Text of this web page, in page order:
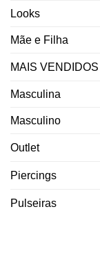
Looks
Mãe e Filha
MAIS VENDIDOS
Masculina
Masculino
Outlet
Piercings
Pulseiras